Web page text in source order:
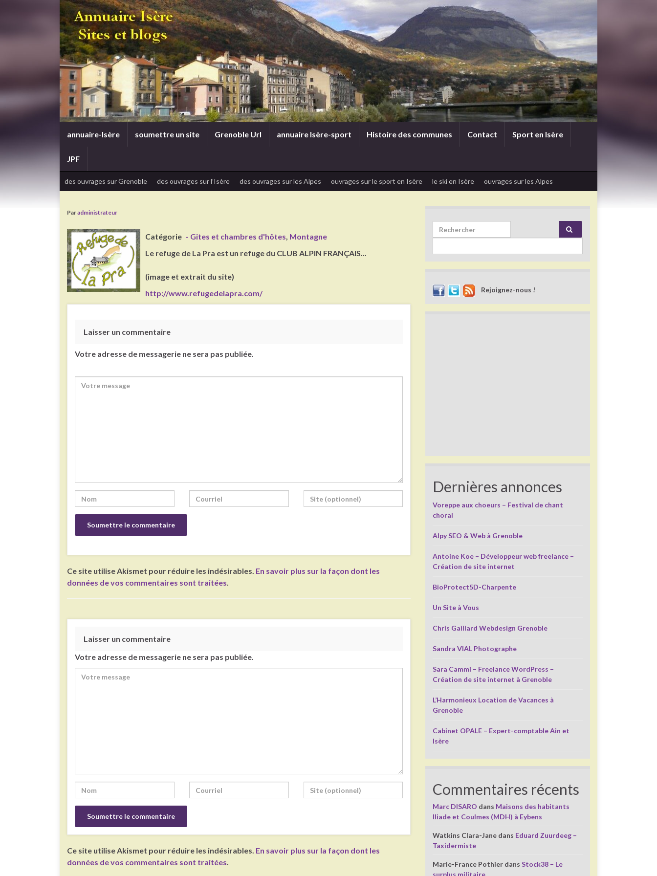
annuaire-Isère soumettre un site Grenoble Url annuaire Isère-sport Histoire des communes Contact Sport en Isère
JPF
des ouvrages sur Grenoble des ouvrages sur l’Isère des ouvrages sur les Alpes ouvrages sur le sport en Isère le ski en Isère ouvrages sur les Alpes
Paradministrateur
Catégorie - Gites et chambres d'hôtes, Montagne
Le refuge de La Pra est un refuge du CLUB ALPIN FRANÇAIS...
(image et extrait du site)
http://www.refugedelapra.com/
Laisser un commentaire
Votre adresse de messagerie ne sera pas publiée.
Ce site utilise Akismet pour réduire les indésirables. En savoir plus sur la façon dont les
données de vos commentaires sont traitées.
Laisser un commentaire
Votre adresse de messagerie ne sera pas publiée.
Ce site utilise Akismet pour réduire les indésirables. En savoir plus sur la façon dont les
données de vos commentaires sont traitées.
Search for:
Rejoignez-nous !
Dernières annonces
Voreppe aux choeurs – Festival de chant
choral
Alpy SEO & Web à Grenoble
Antoine Koe – Développeur web freelance –
Création de site internet
BioProtect5D-Charpente
Un Site à Vous
Chris Gaillard Webdesign Grenoble
Sandra VIAL Photographe
Sara Cammi – Freelance WordPress –
Création de site internet à Grenoble
L’Harmonieux Location de Vacances à
Grenoble
Cabinet OPALE – Expert-comptable Ain et
Isère
Commentaires récents
Marc DISARO dans Maisons des habitants
Iliade et Coulmes (MDH) à Eybens
Watkins Clara-Jane dans Eduard Zuurdeeg –
Taxidermiste
Marie-France Pothier dansStock38 – Le
surplus militaire